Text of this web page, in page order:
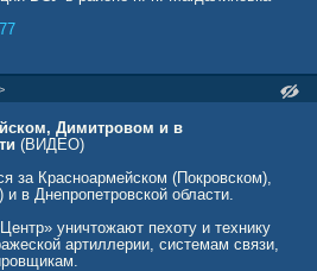
Димитровом и в
(ВИДЕО)
за Красноармейском (Покровском),
в Днепропетровской области.
уничтожают пехоту и технику
артиллерии, системам связи,